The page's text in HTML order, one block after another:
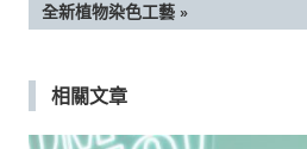
導
覽
POST:
全新植物染色工藝
相關文章